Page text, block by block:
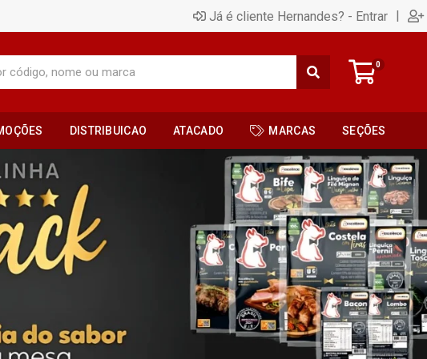
Já é cliente Hernandes? - Entrar |
0
DISTRIBUICAO ATACADO MARCAS SEÇÕES